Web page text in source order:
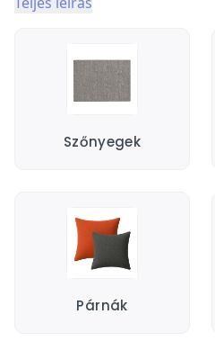
Szőnyegek
Párnák